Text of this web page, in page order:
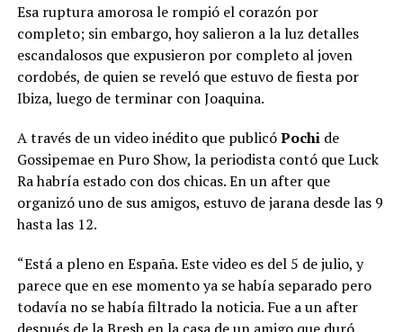
El comunicado de Jazmín La Cuerpo anunciando que
encontraron a Zulma Lobato y que viajará la semana que
viene a Buenos Aires (Instagram)
La artista fue localizada y a se coordinó su traslado a la
capital, donde contará con un lugar donde alojarse. La
la situación inmediata de Lobato, que había generado
preocupación en redes.
Esa ruptura amorosa le rompió el corazón por
completo; sin embargo, hoy salieron a la luz detalles
escandalosos que expusieron por completo al joven
cordobés, de quien se reveló que estuvo de fiesta por
Ibiza, luego de terminar con Joaquina.
A través de un video inédito que publicóPochide
Gossipemae en Puro Show, la periodista contó que Luck
Ra habría estado con dos chicas. En un after que
organizó uno de sus amigos, estuvo de jarana desde las 9
hasta las 12.
“Está a pleno en España. Este video es del 5 de julio, y
parece que en ese momento ya se había separado pero
todavía no se había filtrado la noticia. Fue a un after